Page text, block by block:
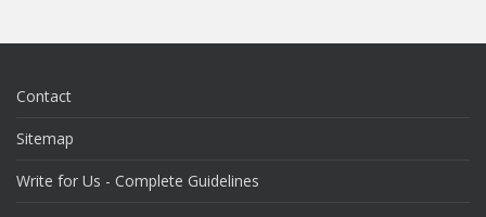
Contact
Sitemap
Write for Us - Complete Guidelines